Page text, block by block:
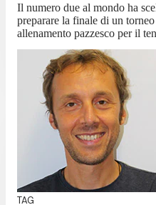
Il numero due al mondo ha
preparare la finale di un
allenamento pazzesco per il